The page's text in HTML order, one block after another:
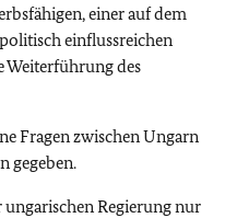
einer auf dem
einflussreichen
Weiterführung des
Fragen zwischen Ungarn
gegeben.
Regierung nur